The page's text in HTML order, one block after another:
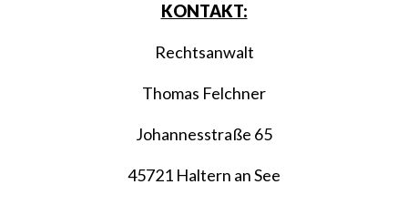
KONTAKT:
Rechtsanwalt
Thomas Felchner
Johannesstraße 65
45721 Haltern an See